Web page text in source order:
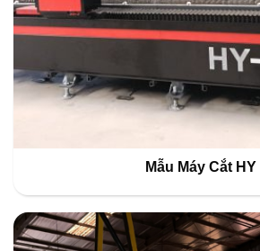
Mẫu Máy Cắt HY